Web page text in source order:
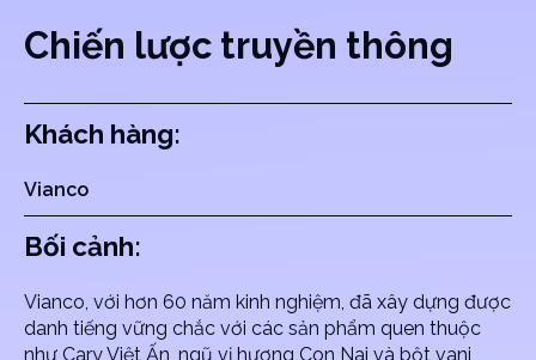
Chiến lược truyền thông
Khách hàng:
Vianco
Bối cảnh:
Vianco, với hơn 60 năm kinh nghiệm, đã xây dựng được
danh tiếng vững chắc với các sản phẩm quen thuộc
như Cary Việt Ấn, ngũ vị hương Con Nai và bột vani